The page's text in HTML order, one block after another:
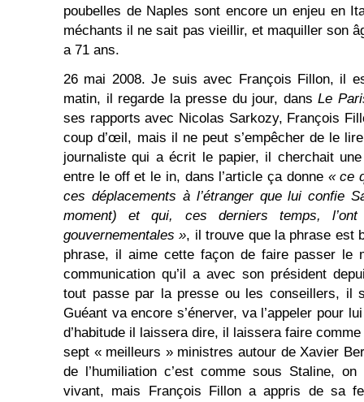
poubelles de Naples sont encore un enjeu en
méchants il ne sait pas vieillir, et maquiller son
a 71 ans.
26 mai 2008. Je suis avec François Fillon, il
matin, il regarde la presse du jour, dansLe
ses rapports avec Nicolas Sarkozy, François
coup d’œil, mais il ne peut s’empêcher de le
journaliste qui a écrit le papier, il cherchait
entre le off et le in, dans l’article ça donne « ce
ces déplacements à l’étranger que lui confie
moment) et qui, ces derniers temps,
gouvernementales », il trouve que la phrase est
phrase, il aime cette façon de faire passer le
communication qu’il a avec son président
tout passe par la presse ou les conseillers, il
Guéant va encore s’énerver, va l’appeler pour
d’habitude il laissera dire, il laissera faire
sept « meilleurs » ministres autour de Xavier
de l’humiliation c’est comme sous Staline,
vivant, mais François Fillon a appris de sa